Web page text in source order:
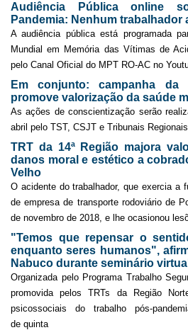
Audiência Pública online
Pandemia: Nenhum trabalhador
A audiência pública está programada
Mundial em Memória das Vítimas de
pelo Canal Oficial do MPT RO-AC no
Em conjunto: campanha da
promove valorização da saúde
As ações de conscientização serão
abril pelo TST, CSJT e Tribunais
TRT da 14ª Região majora
danos moral e estético a
Velho
O acidente do trabalhador, que exercia a
de empresa de transporte rodoviário de
de novembro de 2018, e lhe ocasionou
"Temos que repensar o
enquanto seres humanos",
Nabuco durante seminário virtual
Organizada pelo Programa Trabalho
promovida pelos TRTs da Região
psicossociais do trabalho pós-
de quinta